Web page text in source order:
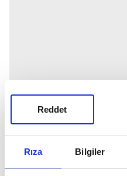
Rıza Bilgiler
Reddet